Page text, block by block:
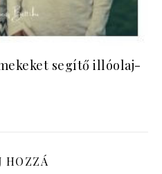
segítő illóolaj-
HOZZÁ